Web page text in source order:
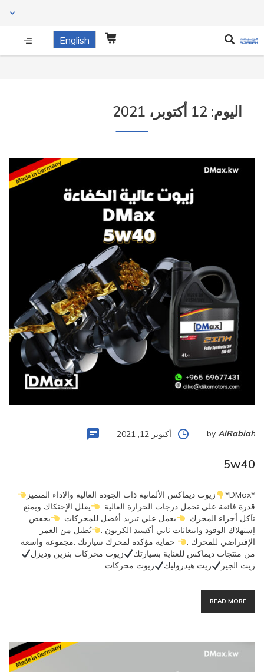
English
اليوم: 12 أكتوبر، 2021
by AlRabiah أكتوبر 12, 2021
5w40
*DMax*
زيوت ديماكس الألمانية ذات الجودة العالية والاداء المتميز
قدرة فائقة علي تحمل درجات الحرارة العالية .
يقلل الإحتكاك ويمنع
تآكل أجزاء المحرك .
يعمل علي تبريد أفضل للمحركات .
يخفض
إستهلاك الوقود وانبعاثات ثاني أكسيد الكربون .
يُطيل من العمر
الإفتراضي للمحرك .
حماية مؤكدة لمحرك سيارتك .مجموعة واسعة
من منتجات ديماكس للعناية بسيارتك
زيوت محركات بنزين وديزل
زيت الجير
زيت هيدروليك زيوت محركات…
READ MORE